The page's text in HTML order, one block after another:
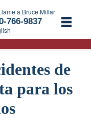
a Bruce Millar
766-9837
de
para los